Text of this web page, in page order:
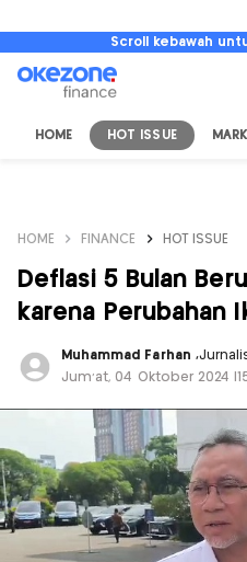
Scroll kebawah
HOME HOT ISSUE
HOME FINANCE HOT ISSUE
Deflasi 5 Bulan
karena Perubahan
Muhammad Farhan ,
Jum'at, 04 Oktober 2024